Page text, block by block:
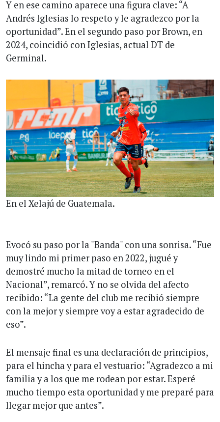
Y en ese camino aparece una figura clave: “A
Andrés Iglesias lo respeto y le agradezco por la
oportunidad”. En el segundo paso por Brown, en
2024, coincidió con Iglesias, actual DT de
Germinal.
En el Xelajú de Guatemala.
Evocó su paso por la "Banda" con una sonrisa. “Fue
muy lindo mi primer paso en 2022, jugué y
demostré mucho la mitad de torneo en el
Nacional”, remarcó. Y no se olvida del afecto
recibido: “La gente del club me recibió siempre
con la mejor y siempre voy a estar agradecido de
eso”.
El mensaje final es una declaración de principios,
para el hincha y para el vestuario: “Agradezco a mi
familia y a los que me rodean por estar. Esperé
mucho tiempo esta oportunidad y me preparé para
llegar mejor que antes”.